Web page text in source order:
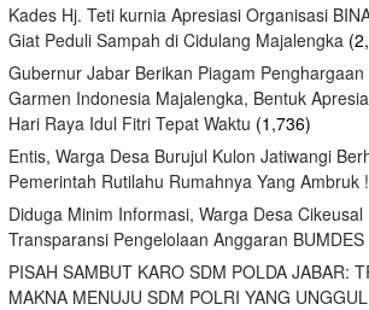
Kades Hj. Teti kurnia Apresiasi Organisasi
Giat Peduli Sampah di Cidulang Majalengka
Gubernur Jabar Berikan Piagam
Garmen Indonesia Majalengka, Bentuk
Hari Raya Idul Fitri Tepat Waktu (1,736)
Entis, Warga Desa Burujul Kulon Jatiwangi
Pemerintah Rutilahu Rumahnya Yang Ambruk
Diduga Minim Informasi, Warga Desa Cikeusal
Transparansi Pengelolaan Anggaran
PISAH SAMBUT KARO SDM POLDA JABAR:
MAKNA MENUJU SDM POLRI YANG UNGGUL